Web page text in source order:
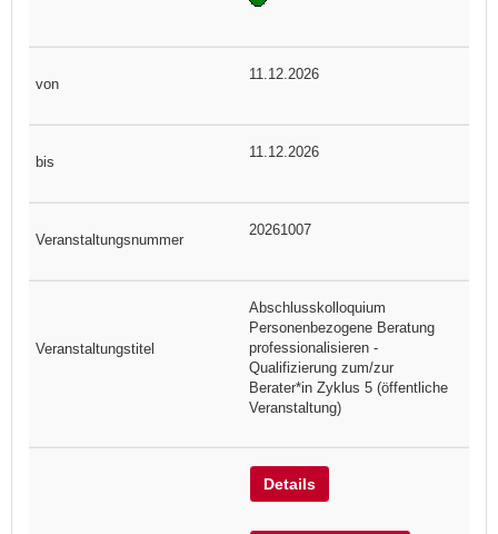
11.12.2026
11.12.2026
20261007
Abschlusskolloquium
Personenbezogene Beratung
professionalisieren -
Qualifizierung zum/zur
Berater*in Zyklus 5 (öffentliche
Veranstaltung)
Details